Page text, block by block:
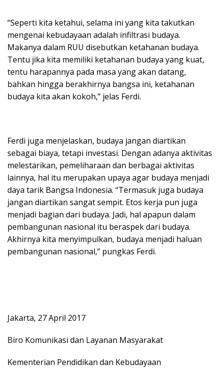
“Seperti kita ketahui, selama ini yang kita takutkan
mengenai kebudayaan adalah infiltrasi budaya.
Makanya dalam RUU disebutkan ketahanan budaya.
Tentu jika kita memiliki ketahanan budaya yang kuat,
tentu harapannya pada masa yang akan datang,
bahkan hingga berakhirnya bangsa ini, ketahanan
budaya kita akan kokoh,” jelas Ferdi.
Ferdi juga menjelaskan, budaya jangan diartikan
sebagai biaya, tetapi investasi. Dengan adanya aktivitas
melestarikan, pemeliharaan dan berbagai aktivitas
lainnya, hal itu merupakan upaya agar budaya menjadi
daya tarik Bangsa Indonesia. “Termasuk juga budaya
jangan diartikan sangat sempit. Etos kerja pun juga
menjadi bagian dari budaya. Jadi, hal apapun dalam
pembangunan nasional itu beraspek dari budaya.
Akhirnya kita menyimpulkan, budaya menjadi haluan
pembangunan nasional,” pungkas Ferdi.
Jakarta, 27 April 2017
Biro Komunikasi dan Layanan Masyarakat
Kementerian Pendidikan dan Kebudayaan